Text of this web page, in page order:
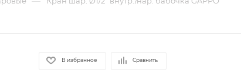
В избранное Сравнить